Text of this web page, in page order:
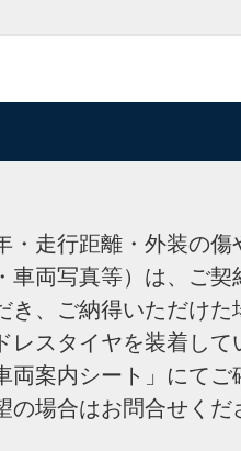
・走行距離・外装の傷
車両写真等）は、ご
き、ご納得いただけ
レスタイヤを装着し
両案内シート」にてご
の場合はお問合せくだ